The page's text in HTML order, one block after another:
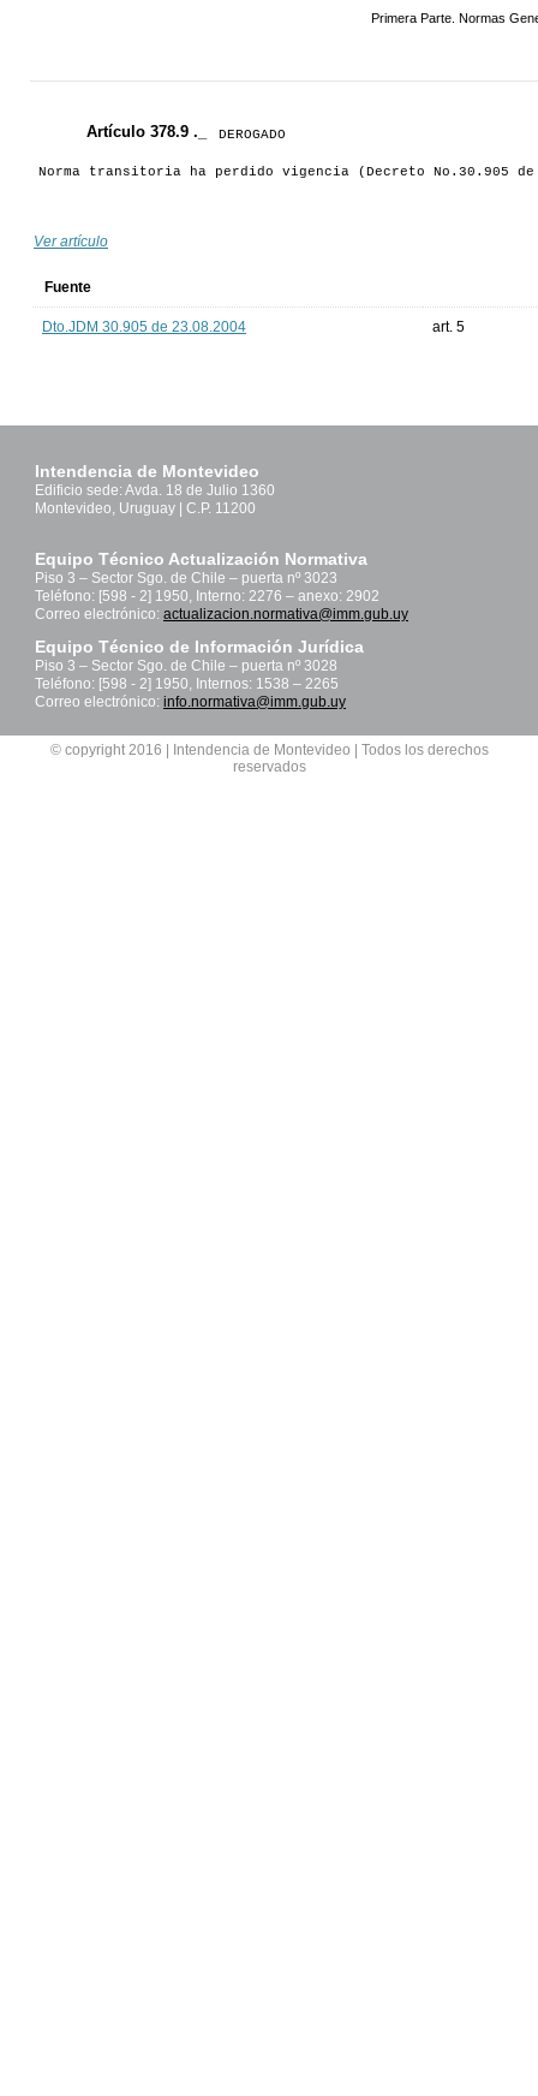
Primera Parte. Normas
Artículo 378.9 ._ DEROGADO
Norma transitoria ha perdido vigencia (Decreto No.30.905
Ver artículo
Fuente
Dto.JDM 30.905 de 23.08.2004 art. 5
Intendencia de Montevideo
Edificio sede: Avda. 18 de Julio 1360
Montevideo, Uruguay | C.P. 11200
Equipo Técnico Actualización Normativa
Piso 3 – Sector Sgo. de Chile – puerta nº 3023
Teléfono: [598 - 2] 1950, Interno: 2276 – anexo: 2902
Correo electrónico: actualizacion.normativa@imm.gub.uy
Equipo Técnico de Información Jurídica
Piso 3 – Sector Sgo. de Chile – puerta nº 3028
Teléfono: [598 - 2] 1950, Internos: 1538 – 2265
Correo electrónico: info.normativa@imm.gub.uy
© copyright 2016 | Intendencia de Montevideo | Todos los derechos
reservados